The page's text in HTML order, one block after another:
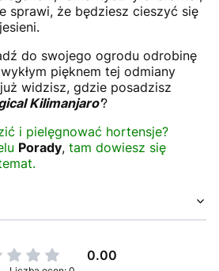
sprawi, że będziesz cieszyć się
do swojego ogrodu odrobinę
pięknem tej odmiany
widzisz, gdzie posadzisz
Kilimanjaro'?
i pielęgnować hortensje?
Porady, tam dowiesz się
0.00